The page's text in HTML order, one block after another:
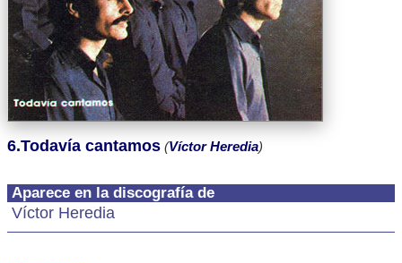
Aparece en la discografía de
Víctor Heredia
6.Todavía cantamos (Víctor Heredia)